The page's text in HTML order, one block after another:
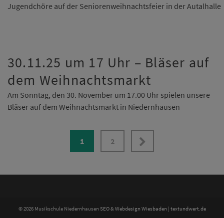
Jugendchöre auf der Seniorenweihnachtsfeier in der Autalhalle
30.11.25 um 17 Uhr – Bläser auf
dem Weihnachtsmarkt
Am Sonntag, den 30. November um 17.00 Uhr spielen unsere
Bläser auf dem Weihnachtsmarkt in Niedernhausen
1 2
© 2026 Musikschule Niedernhausen SEO & Webdesign Wiesbaden | textundwert.de